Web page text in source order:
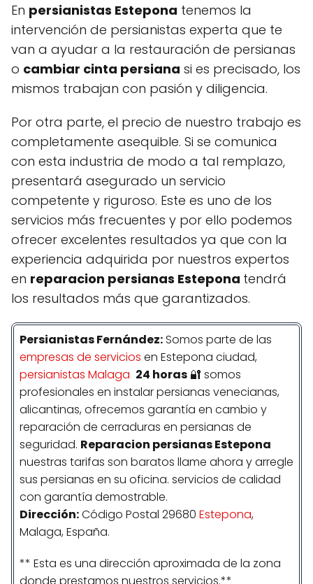
En persianistas Estepona tenemos la
intervención de persianistas experta que te
van a ayudar a la restauración de persianas
o cambiar cinta persiana si es precisado, los
mismos trabajan con pasión y diligencia.
Por otra parte, el precio de nuestro trabajo es
completamente asequible. Si se comunica
con esta industria de modo a tal remplazo,
presentará asegurado un servicio
competente y riguroso. Este es uno de los
servicios más frecuentes y por ello podemos
ofrecer excelentes resultados ya que con la
experiencia adquirida por nuestros expertos
en reparacion persianas Estepona tendrá
los resultados más que garantizados.
PersianistasFernández:Somos parte de las
empresas de servicios en Estepona ciudad,
persianistas Malaga 24 horas 🔐 somos
profesionales en instalar persianas venecianas,
alicantinas, ofrecemos garantía en cambio y
reparación de cerraduras en persianas de
seguridad. Reparacion persianas Estepona
nuestras tarifas son baratos llame ahora y arregle
sus persianas en su oficina. servicios de calidad
con garantía demostrable.
Dirección:Código Postal 29680 Estepona,
Malaga, España.
** Esta es una dirección aproximada de la zona